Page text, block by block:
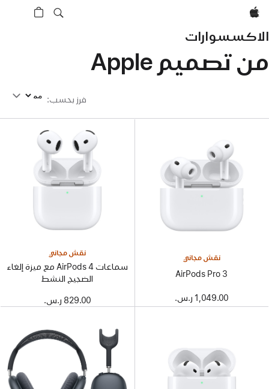
Apple‏
الاكسسوارات
من تصميم ‏Apple
فرز بحسب: فرز بحسب
نقش مجاني
AirPods Pro 3
1,049.00 ر.س.‏
نقش مجاني
سماعات AirPods 4 مع ميزة إلغاء
الضجيج النشط
829.00 ر.س.‏